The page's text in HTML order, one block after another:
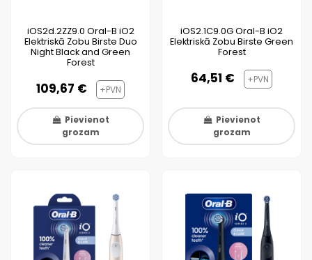
iOS2d.2ZZ9.0 Oral-B iO2
Elektriskā Zobu Birste Duo
Night Black and Green
Forest
109,67 € +PVN
Pievienot
grozam
iOS2.1C9.0G Oral-B iO2
Elektriskā Zobu Birste Green
Forest
64,51 € +PVN
Pievienot
grozam